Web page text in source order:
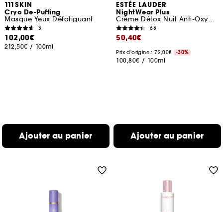
111SKIN
Cryo De-Puffing
Masque Yeux Défatiguant
3
102,00€
212,50€ / 100ml
Ajouter au panier
ESTÉE LAUDER
NightWear Plus
Crème Détox Nuit Anti-Oxydante
68
50,40€
Prix d'origine : 72,00€ -30%
100,80€ / 100ml
Ajouter au panier